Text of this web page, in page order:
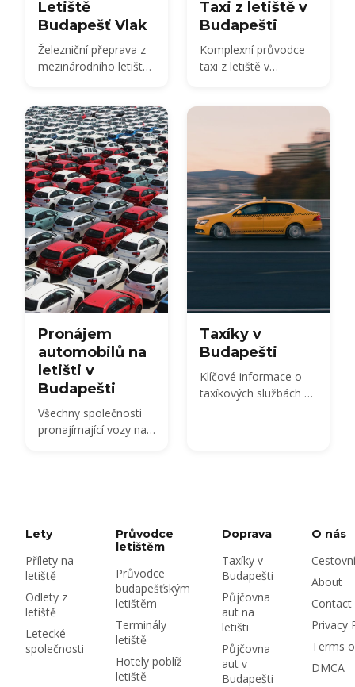
Letiště
Budapešť Vlak
Železniční přeprava z
mezinárodního letiště
Taxi z letiště v
Budapešti
Komplexní průvodce
taxi z letiště v
Pronájem
automobilů na
letišti v
Budapešti
Všechny společnosti
pronajímající vozy na
maďarská dálniční
známka — plus zda
pronajmout na letišti
nebo v městě.
Taxíky v
Budapešti
Klíčové informace o
taxíkových službách v
Lety
Přílety na
letiště
Odlety z
letiště
Letecké
společnosti
Průvodce
letištěm
Průvodce
budapešťským
letištěm
Terminály
letiště
Hotely poblíž
letiště
Doprava
Taxíky v
Budapešti
Půjčovna
aut na
letišti
Půjčovna
aut v
Budapešti
O nás
About
Contact
Privacy
Terms
DMCA